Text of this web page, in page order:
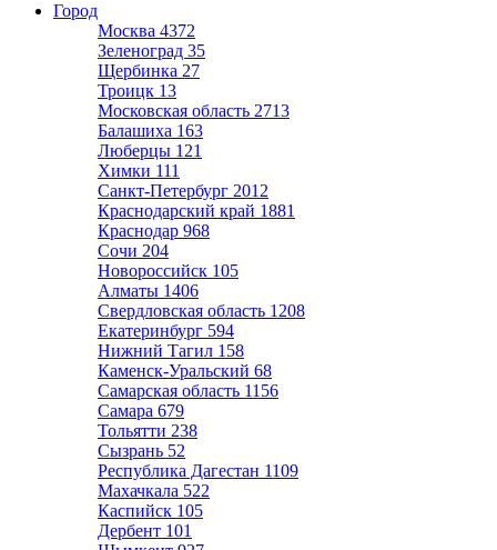
Город
Москва 4372
Зеленоград 35
Щербинка 27
Троицк 13
Московская область 2713
Балашиха 163
Люберцы 121
Химки 111
Санкт-Петербург 2012
Краснодарский край 1881
Краснодар 968
Сочи 204
Новороссийск 105
Алматы 1406
Свердловская область 1208
Екатеринбург 594
Нижний Тагил 158
Каменск-Уральский 68
Самарская область 1156
Самара 679
Тольятти 238
Сызрань 52
Республика Дагестан 1109
Махачкала 522
Каспийск 105
Дербент 101